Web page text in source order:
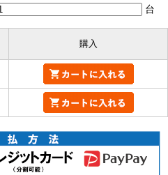
台
購入